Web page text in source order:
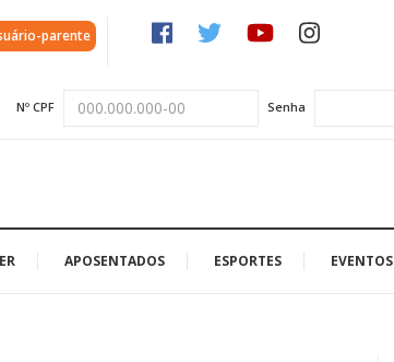
parente
Nº CPF Senha
APOSENTADOS ESPORTES EVENTOS